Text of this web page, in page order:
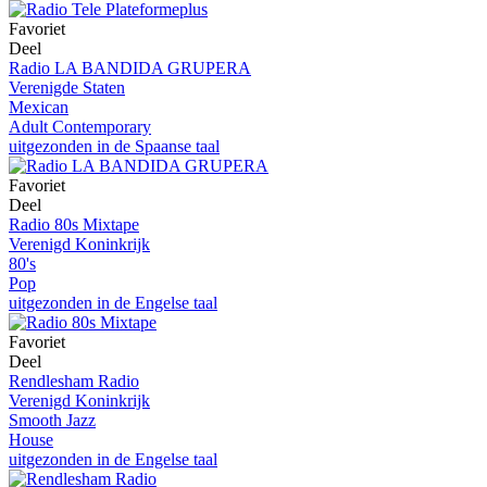
Favoriet
Deel
Radio LA BANDIDA GRUPERA
Verenigde Staten
Mexican
Adult Contemporary
uitgezonden in de Spaanse taal
Favoriet
Deel
Radio 80s Mixtape
Verenigd Koninkrijk
80's
Pop
uitgezonden in de Engelse taal
Favoriet
Deel
Rendlesham Radio
Verenigd Koninkrijk
Smooth Jazz
House
uitgezonden in de Engelse taal